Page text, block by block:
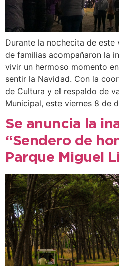
Durante la nochecita de este
de familias acompañaron la
vivir un hermoso momento
sentir la Navidad. Con la
de Cultura y el respaldo de
Municipal, este viernes 8 de
Se anuncia la
“Sendero de
Parque Miguel